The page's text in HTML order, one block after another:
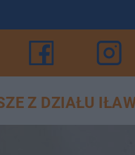
Z DZIAŁU